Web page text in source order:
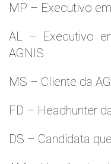
MP – Executivo
AL – Executivo
AGNIS
MS – Cliente da
FD – Headhunter
DS – Candidata